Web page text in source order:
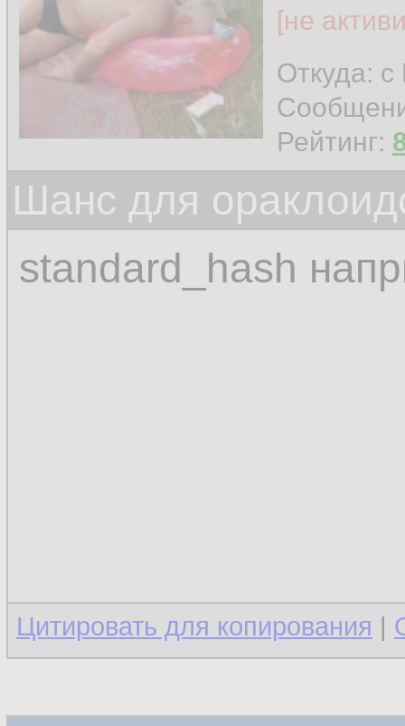
[не
Откуда: с
Рейтинг:
Шанс для
standard_hash
Цитировать для копирования |